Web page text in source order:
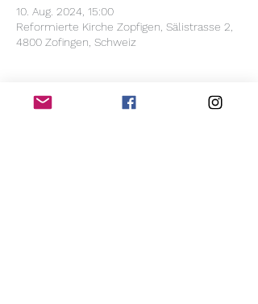
10. Aug. 2024, 15:00
Reformierte Kirche Zopfigen, Sälistrasse 2,
4800 Zofingen, Schweiz